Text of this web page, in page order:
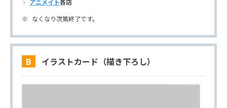
アニメイト各店
なくなり次第終了です。
B イラストカード（描き下ろし）